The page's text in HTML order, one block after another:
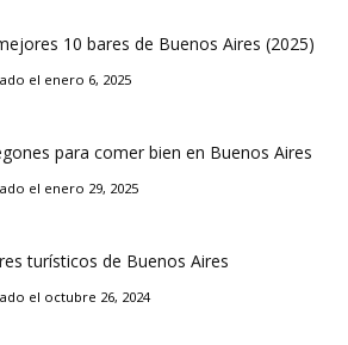
10 bares de Buenos Aires (2025)
el enero 6, 2025
para comer bien en Buenos Aires
el enero 29, 2025
turísticos de Buenos Aires
el octubre 26, 2024